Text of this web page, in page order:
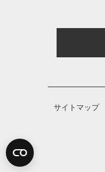
サイトマップ